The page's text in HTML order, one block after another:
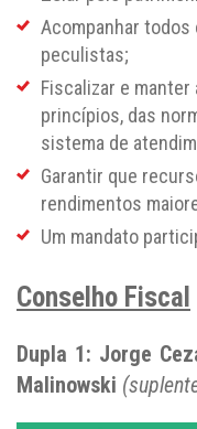
Acompanhar
peculistas;
Fiscalizar e
princípios, das
sistema de
Garantir que
rendimentos
Um mandato
Conselho Fiscal
Dupla 1: Jorge
Malinowski